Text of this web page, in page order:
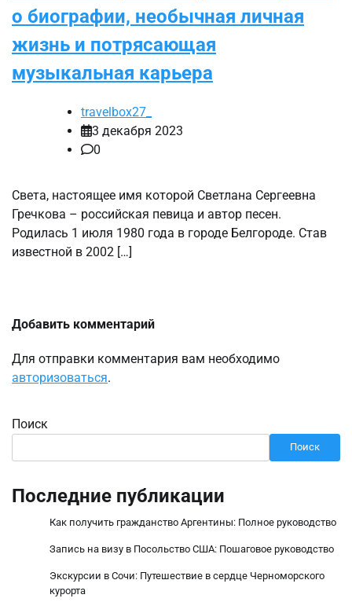
о биографии, необычная личная
жизнь и потрясающая
музыкальная карьера
travelbox27_
3 декабря 2023
0
Света, настоящее имя которой Светлана Сергеевна
Гречкова – российская певица и автор песен.
Родилась 1 июля 1980 года в городе Белгороде. Став
известной в 2002 […]
Добавить комментарий
Для отправки комментария вам необходимо
авторизоваться.
Поиск
Поиск
Последние публикации
Как получить гражданство Аргентины: Полное руководство
Запись на визу в Посольство США: Пошаговое руководство
Экскурсии в Сочи: Путешествие в сердце Черноморского
курорта